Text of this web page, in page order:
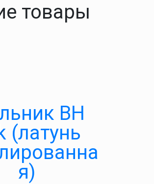
товары
ВН
(латунь
я)